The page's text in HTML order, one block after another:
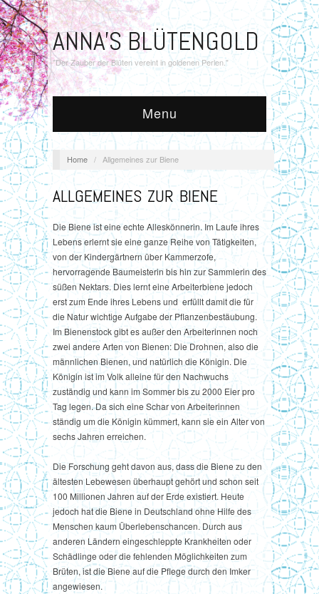
ANNA'S BLÜTENGOLD
"Der Zauber der Blüten vereint in goldenen Perlen."
Menu
Home / Allgemeines zur Biene
ALLGEMEINES ZUR BIENE
Die Biene ist eine echte Alleskönnerin. Im Laufe ihres
Lebens erlernt sie eine ganze Reihe von Tätigkeiten,
von der Kindergärtnern über Kammerzofe,
hervorragende Baumeisterin bis hin zur Sammlerin des
süßen Nektars. Dies lernt eine Arbeiterbiene jedoch
erst zum Ende ihres Lebens und erfüllt damit die für
die Natur wichtige Aufgabe der Pflanzenbestäubung.
Im Bienenstock gibt es außer den Arbeiterinnen noch
zwei andere Arten von Bienen: Die Drohnen, also die
männlichen Bienen, und natürlich die Königin. Die
Königin ist im Volk alleine für den Nachwuchs
zuständig und kann im Sommer bis zu 2000 Eier pro
Tag legen. Da sich eine Schar von Arbeiterinnen
ständig um die Königin kümmert, kann sie ein Alter von
sechs Jahren erreichen.
Die Forschung geht davon aus, dass die Biene zu den
ältesten Lebewesen überhaupt gehört und schon seit
100 Millionen Jahren auf der Erde existiert. Heute
jedoch hat die Biene in Deutschland ohne Hilfe des
Menschen kaum Überlebenschancen. Durch aus
anderen Ländern eingeschleppte Krankheiten oder
Schädlinge oder die fehlenden Möglichkeiten zum
Brüten, ist die Biene auf die Pflege durch den Imker
angewiesen.